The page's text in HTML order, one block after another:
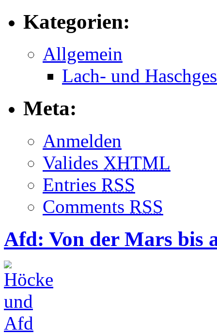
Kategorien:
Allgemein
Lach- und
Meta:
Anmelden
Valides XHTML
Entries RSS
Comments RSS
Afd: Von der Mars bis